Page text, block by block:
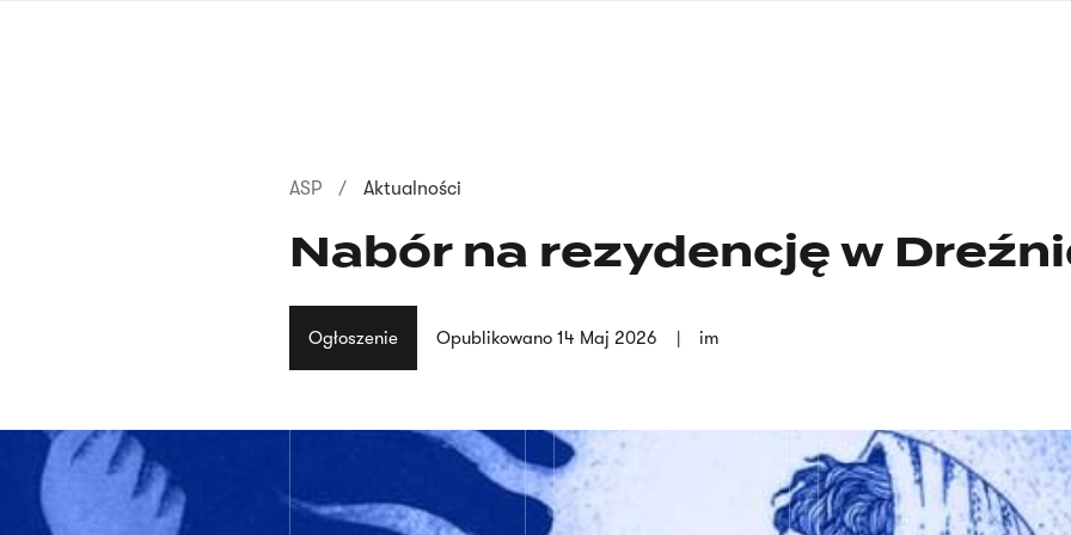
Ścieżka
nawigacyjna
ASP Aktualności
Nabór na rezydencję w
Ogłoszenie Opublikowano 14 Maj 2026 im